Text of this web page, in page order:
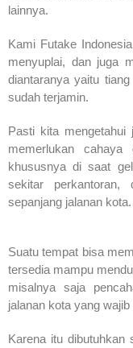
lainnya.
Kami Futake
menyuplai, dan juga
diantaranya yaitu
sudah terjamin.
Pasti kita
memerlukan
khususnya di saat
sekitar
sepanjang jalanan kota.
Suatu tempat bisa
tersedia mampu
misalnya saja
jalanan kota yang
Karena itu dibutuhkan